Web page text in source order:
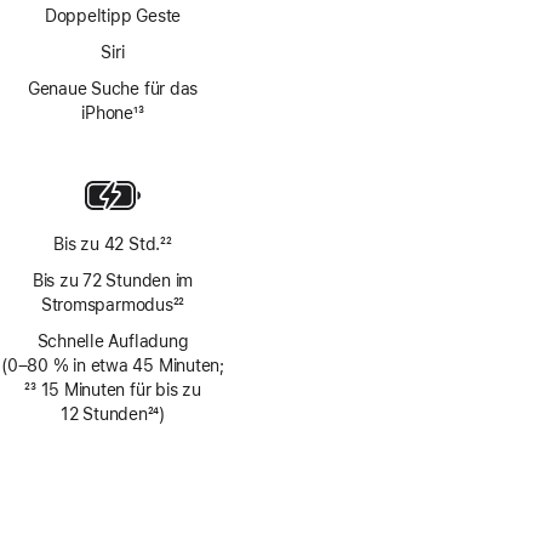
Doppeltipp Geste
Siri
Genaue Suche für das
iPhone13
Bis zu 42 Std.22
Bis zu 72 Stunden im
Stromsparmodus22
Schnelle Aufladung
(0–80 % in etwa 45 Minuten;
Fußnote
2315 Minuten für bis zu
12 Stunden24)